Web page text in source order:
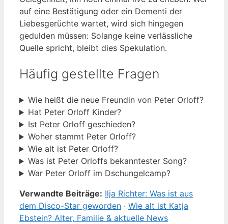
auf eine Bestätigung oder ein Dementi der
Liebesgerüchte wartet, wird sich hingegen
gedulden müssen: Solange keine verlässliche
Quelle spricht, bleibt dies Spekulation.
Häufig gestellte Fragen
Wie heißt die neue Freundin von Peter Orloff?
Hat Peter Orloff Kinder?
Ist Peter Orloff geschieden?
Woher stammt Peter Orloff?
Wie alt ist Peter Orloff?
Was ist Peter Orloffs bekanntester Song?
War Peter Orloff im Dschungelcamp?
Verwandte Beiträge: Ilja Richter: Was ist aus
dem Disco-Star geworden · Wie alt ist Katja
Ebstein? Alter, Familie & aktuelle News